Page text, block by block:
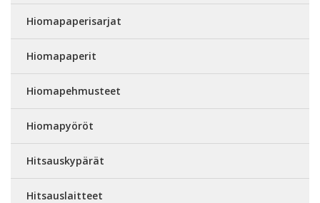
Hiomapaperisarjat
Hiomapaperit
Hiomapehmusteet
Hiomapyöröt
Hitsauskypärät
Hitsauslaitteet